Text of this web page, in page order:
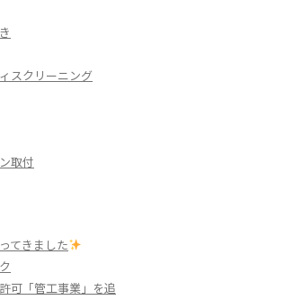
スクリーニング
取付
てきました
可「管工事業」を追